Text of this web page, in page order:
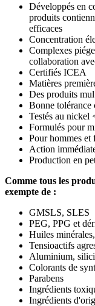
Développés en
produits
efficaces
Concentration
Complexes
collaboration
Certifiés ICEA
Matières
Des produits
Bonne tolérance
Testés au nickel
Formulés pour
Pour hommes et
Action
Production en
Comme tous les
exempte de :
GMSLS, SLES
PEG, PPG et
Huiles
Tensioactifs
Aluminium,
Colorants de
Parabens
Ingrédients
Ingrédients